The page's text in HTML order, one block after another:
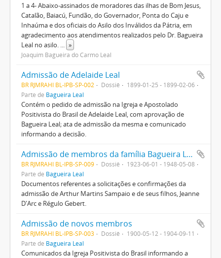
1 a 4- Abaixo-assinados de moradores das ilhas de Bom Jesus,
Catalão, Baiacú, Fundão, do Governador, Ponta do Caju e
Inhaúma e dos oficiais do Asilo dos Inválidos da Pátria, em
agradecimento aos atendimentos realizados pelo Dr. Bagueira
Leal no asilo. ... »
Joaquim Bagueira do Carmo Leal
Admissão de Adelaide Leal
BR RJMRAHI BL-IPB-SP-002 Dossiê
1899-01-25 - 1899-02-06
Parte de Bagueira Leal
Contém o pedido de admissão na Igreja e Apostolado
Positivista do Brasil de Adelaide Leal, com aprovação de
Bagueira Leal; ata de admissão da mesma e comunicado
informando a decisão.
Admissão de membros da família Bagueira Leal
BR RJMRAHI BL-IPB-SP-009 Dossiê
1923-06-01 - 1948-05-08
Parte de Bagueira Leal
Documentos referentes a solicitações e confirmações da
admissão de Arthur Martins Sampaio e de seus filhos, Jeanne
D'Arc e Régulo Gebert.
Admissão de novos membros
BR RJMRAHI BL-IPB-SP-003 Dossiê
1900-05-12 - 1904-09-11
Parte de Bagueira Leal
Comunicados da Igreja Positivista do Brasil informando a